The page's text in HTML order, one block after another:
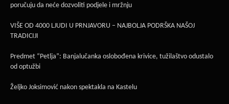
poručuju da neće dozvoliti podjele i mržnju
VIŠE OD 4000 LJUDI U PRNJAVORU – NAJBOLJA PODRŠKA NAŠOJ
TRADICIJI
Predmet “Petlja”: Banjalučanka oslobođena krivice, tužilaštvo odustalo
od optužbi
Željko Joksimović nakon spektakla na Kastelu